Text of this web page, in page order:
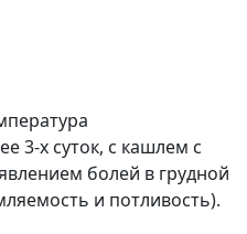
3-х суток, с кашлем с
болей в грудной
и потливость).